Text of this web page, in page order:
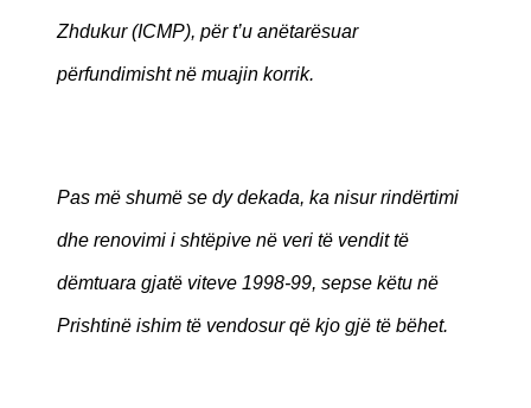
Zhdukur (ICMP), për t’u anëtarësuar
përfundimisht në muajin korrik.
Pas më shumë se dy dekada, ka nisur rindërtimi
dhe renovimi i shtëpive në veri të vendit të
dëmtuara gjatë viteve 1998-99, sepse këtu në
Prishtinë ishim të vendosur që kjo gjë të bëhet.